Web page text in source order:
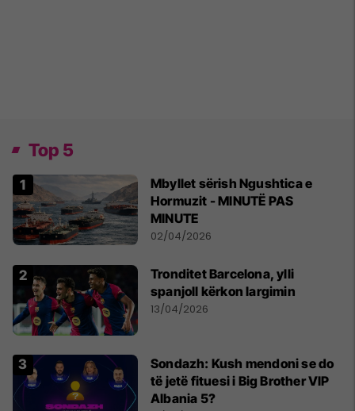
Top 5
Mbyllet sërish Ngushtica e
Hormuzit - MINUTË PAS
MINUTE
02/04/2026
Tronditet Barcelona, ylli
spanjoll kërkon largimin
13/04/2026
Sondazh: Kush mendoni se do
të jetë fituesi i Big Brother VIP
Albania 5?